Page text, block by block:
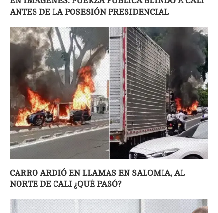
ANTES DE LA POSESIÓN PRESIDENCIAL
CARRO ARDIÓ EN LLAMAS EN SALOMIA, AL
NORTE DE CALI ¿QUÉ PASÓ?